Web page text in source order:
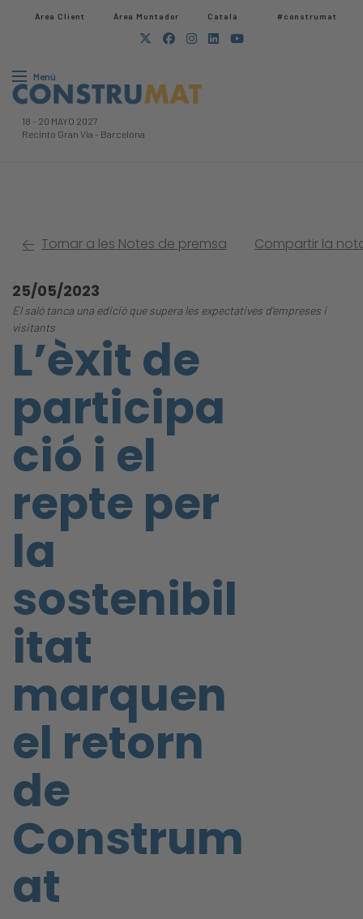
Àrea Client Àrea Muntador​ Català #construmat
Menú
18 - 20 MAYO 2027
Recinto Gran Via - Barcelona
Tornar a les Notes de premsa Compartir la
25/05/2023
El saló tanca una edició que supera les expectatives d’empreses i
visitants
L’èxit de
participa
ció i el
repte per
la
sostenibil
itat
marquen
el retorn
de
Construm
at